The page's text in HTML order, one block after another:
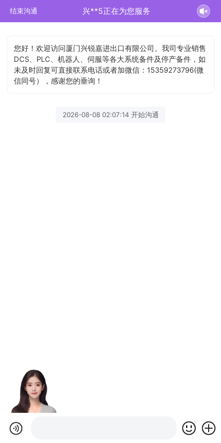
结束沟通 兴**5正在为您服务
您好！欢迎访问厦门兴锐嘉进出口有限公司。我司专业销售
DCS、PLC、机器人、伺服等各大系统备件及停产备件，如
未及时回复可直接联系电话或者加微信：15359273796(微
信同号），感谢您的垂询！
2026-08-08 02:07:14 开始沟通